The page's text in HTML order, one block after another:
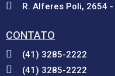
R. Alferes Poli, 2654
CONTATO
(41) 3285-2222
(41) 3285-2222